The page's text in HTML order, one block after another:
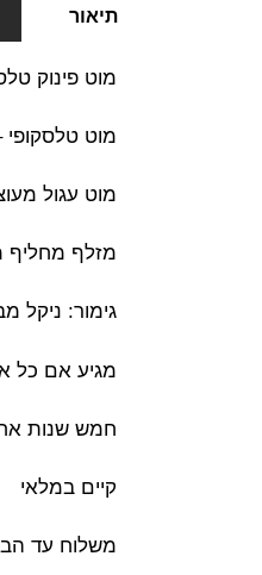
תיאור
מוט פינוק
מוט טלסקופי
מוט עגול
מזלף מחליף
גימור: ניקל
מגיע אם כל
חמש שנות
קיים במלאי
משלוח עד הבית עד 7